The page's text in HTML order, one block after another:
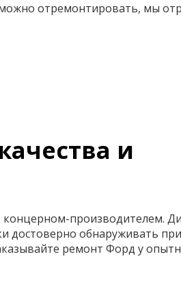
можно отремонтировать, мы
и
производителем.
достоверно обнаруживать
ремонт Форд у